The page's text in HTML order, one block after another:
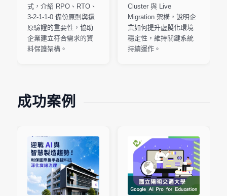
式，介紹 RPO、RTO、
3-2-1-1-0 備份原則與還
原驗證的重要性，協助
企業建立符合需求的資
料保護架構。
Cluster 與 Live
Migration 架構，說明企
業如何提升虛擬化環境
穩定性，維持關鍵系統
持續運作。
成功案例